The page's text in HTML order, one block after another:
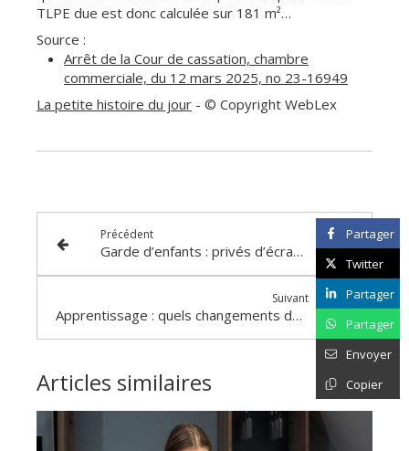
TLPE due est donc calculée sur 181 m²…
Source :
Arrêt de la Cour de cassation, chambre
commerciale, du 12 mars 2025, no 23-16949
La petite histoire du jour - © Copyright WebLex
Précédent
Garde d’enfants : privés d’écrans ?
Suivant
Apprentissage : quels changements dès le 1er juillet 2025 ?
Articles similaires
Partager
Twitter
Partager
Partager
Envoyer
Copier